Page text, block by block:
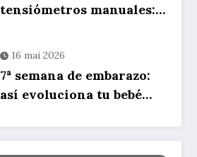
tensiómetros manuales:
comparativa de precios y
consejos de uso
16 mai 2026
7ª semana de embarazo:
así evoluciona tu bebé